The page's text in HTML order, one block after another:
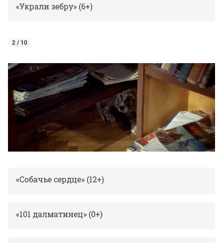
«Украли зебру» (6+)
2 / 10
«Собачье сердце» (12+)
«101 далматинец» (0+)